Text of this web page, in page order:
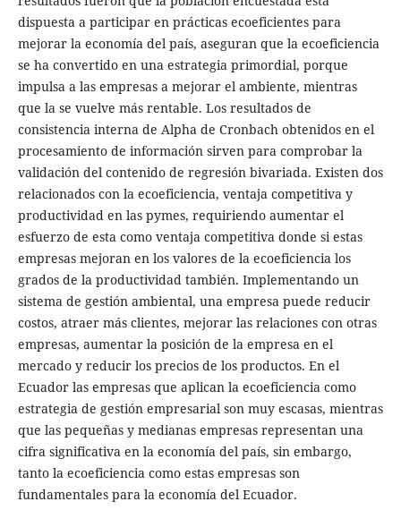
dispuesta a participar en prácticas ecoeficientes para
mejorar la economía del país, aseguran que la ecoeficiencia
se ha convertido en una estrategia primordial, porque
impulsa a las empresas a mejorar el ambiente, mientras
que la se vuelve más rentable. Los resultados de
consistencia interna de Alpha de Cronbach obtenidos en el
procesamiento de información sirven para comprobar la
validación del contenido de regresión bivariada. Existen dos
relacionados con la ecoeficiencia, ventaja competitiva y
productividad en las pymes, requiriendo aumentar el
esfuerzo de esta como ventaja competitiva donde si estas
empresas mejoran en los valores de la ecoeficiencia los
grados de la productividad también. Implementando un
sistema de gestión ambiental, una empresa puede reducir
costos, atraer más clientes, mejorar las relaciones con otras
empresas, aumentar la posición de la empresa en el
mercado y reducir los precios de los productos. En el
Ecuador las empresas que aplican la ecoeficiencia como
estrategia de gestión empresarial son muy escasas, mientras
que las pequeñas y medianas empresas representan una
cifra significativa en la economía del país, sin embargo,
tanto la ecoeficiencia como estas empresas son
fundamentales para la economía del Ecuador.